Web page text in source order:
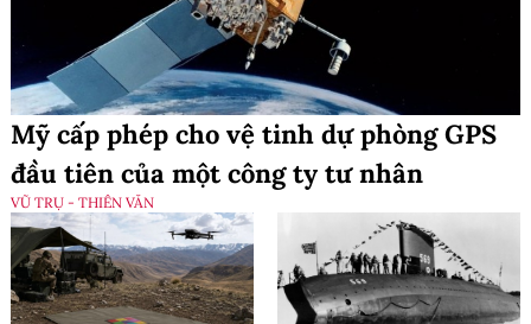
Mỹ cấp phép cho vệ tinh dự phòng GPS
đầu tiên của một công ty tư nhân
VŨ TRỤ - THIÊN VĂN